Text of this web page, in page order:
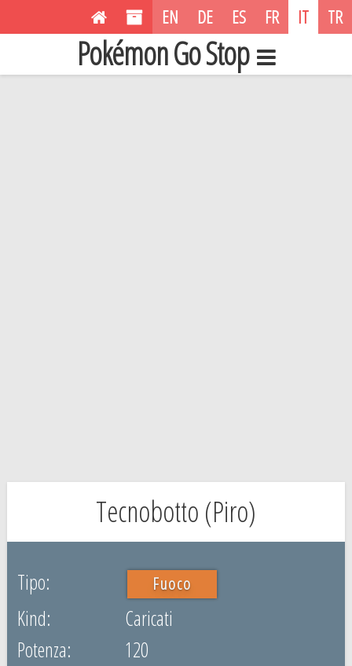
EN DE ES FR IT TR
Pokémon Go Stop
Tecnobotto (Piro)
Fuoco
Caricati
120